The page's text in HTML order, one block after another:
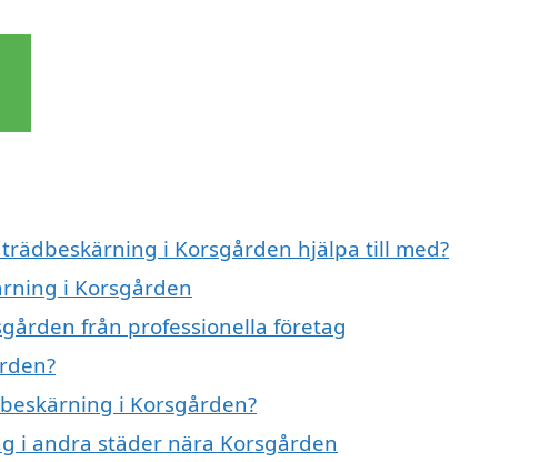
i Korsgården hjälpa till med?
i Korsgården
från professionella företag
i Korsgården?
i andra städer nära Korsgården